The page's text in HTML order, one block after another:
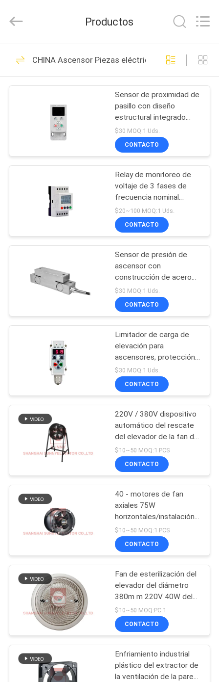
HOGAR
PRODUCTOS
NOSOTROS
FÁBRICA
CONTROL
ÉNTRENOS
CONTACTO
NOTICIAS
CASOS
MAPA
DEL
POLICY
SUNNY
ELEVATOR
Rights
Máquina adaptada
de la tracción
66
Máquina sin
engranaje de la
tracción
333
Botón del elevador
Carril de guía del
elevador
Ascensor Cop Lop
78
Operador de la
puerta del elevador
215
Productos
CHINA Ascensor Piezas eléctricas
Sensor de proximidad de
pasillo con diseño
estructural integrado
para ascensores AC/DC
16-48V y potencia
nominal de 4W
$30 MOQ:1 Uds.
CONTACTO
Relay de monitoreo de
voltaje de 3 fases de
frecuencia nominal
50/60Hz±1Hz con rango
de 200-500VAC y
protección IP40 para
$20~100 MOQ:1 Uds.
CONTACTO
Sensor de presión de
ascensor con
construcción de acero
de aleación de
protección IP67/IP68 y
tamaño compacto de
$30 MOQ:1 Uds.
CONTACTO
Limitador de carga de
elevación para
ascensores, protección
IP65 compatible con
EN81, carga nominal de
4000 kg
$30 MOQ:1 Uds.
CONTACTO
220V / 380V dispositivo
automático del rescate
del elevador de la fan del
poste de la serie del
voltaje YWF
$10~50 MOQ:1 PCS
CONTACTO
40 - motores de fan
axiales 75W
horizontales/instalación y
funcionamiento continuo
verticales
$10~50 MOQ:1 PCS
CONTACTO
Fan de esterilización del
elevador del diámetro
380m m 220V 40W del
techo para la elevación
$10~50 MOQ:PC 1
CONTACTO
Enfriamiento industrial
plástico del extractor de
la ventilación de la pared